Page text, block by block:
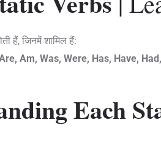
हैं, जिनमें शामिल हैं:
Am, Was, Were, Has, Have,
Each